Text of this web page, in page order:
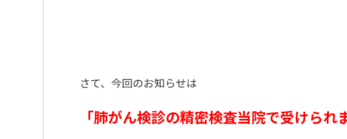
さて、今回のお知らせは
「肺がん検診の精密検査当院で受けられ